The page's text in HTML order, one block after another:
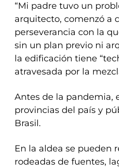
“Mi padre tuvo un
arquitecto, comenzó a
perseverancia con la
sin un plan previo ni
la edificación tiene
atravesada por la
Antes de la pandemia,
provincias del país y
Brasil.
En la aldea se pueden
rodeadas de fuentes,